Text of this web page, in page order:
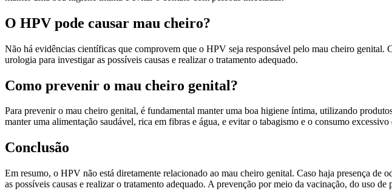
O HPV pode causar mau cheiro?
Não há evidências científicas que comprovem que o HPV seja responsável pelo mau cheiro
urologia para investigar as possíveis causas e realizar o tratamento adequado.
Como prevenir o mau cheiro genital?
Para prevenir o mau cheiro genital, é fundamental manter uma boa higiene íntima, utilizando
manter uma alimentação saudável, rica em fibras e água, e evitar o tabagismo e o consumo excessivo
Conclusão
Em resumo, o HPV não está diretamente relacionado ao mau cheiro genital. Caso haja presença
as possíveis causas e realizar o tratamento adequado. A prevenção por meio da vacinação, do uso